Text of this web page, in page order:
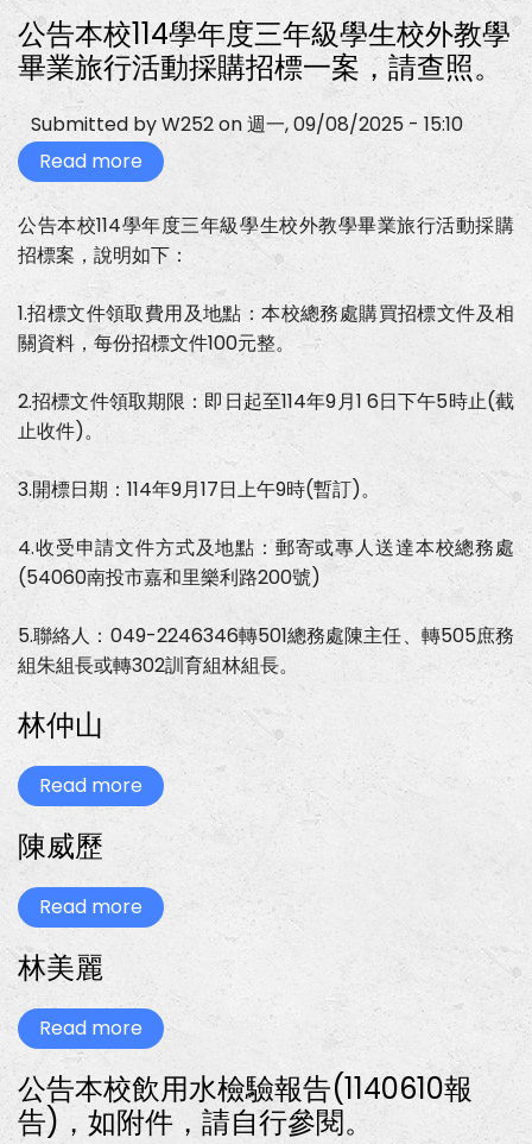
動
採
購
招
一
案，
請
查
公告本校114學年度三年級學生校外教學
畢業旅行活動採購招標一案，請查照。
Submitted byW252on週一, 09/08/2025 - 15:10
Read more about
公
本
校
114
學
年
度
三
年
級
學
生
校
學
畢
業
旅
行
活
購
招
標
案，
查
照。
公告本校114學年度三年級學生校外教學畢業旅行活動採購
招標案，說明如下：
1.招標文件領取費用及地點：本校總務處購買招標文件及相
關資料，每份招標文件100元整。
2.招標文件領取期限：即日起至114年9月1 6日下午5時止(截
止收件)。
3.開標日期：114年9月17日上午9時(暫訂)。
4.收受申請文件方式及地點：郵寄或專人送達本校總務處
(54060南投市嘉和里樂利路200號)
5.聯絡人：049-2246346轉501總務處陳主任、轉505庶務
組朱組長或轉302訓育組林組長。
林仲山
Read more about
林
山
陳威歷
Read more about
陳
林美麗
Read more about
林
麗
公告本校飲用水檢驗報告(1140610報
告)，如附件，請自行參閱。